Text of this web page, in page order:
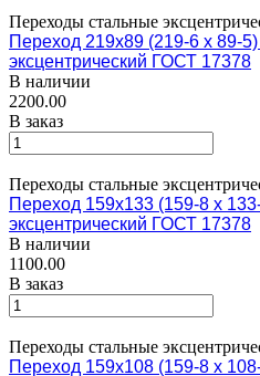
Переходы стальные
Переход 219х89 (219-6 х 89-5)
эксцентрический ГОСТ 17378
В наличии
2200.00
В заказ
Переходы стальные
Переход 159х133 (159-8 х
эксцентрический ГОСТ 17378
В наличии
1100.00
В заказ
Переходы стальные
Переход 159х108 (159-8 х